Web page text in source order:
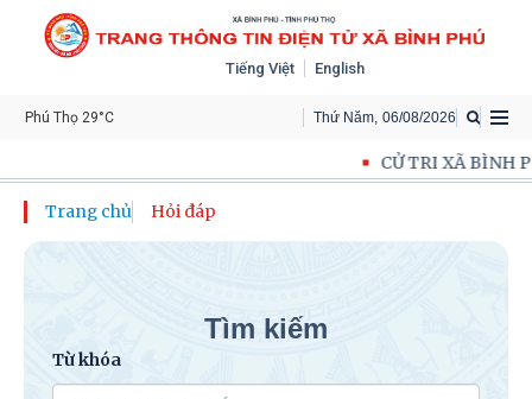
Tiếng Việt English
Thứ Năm, 06/08/2026
Phú Thọ 29°C
CỬ TRI XÃ BÌNH
Trang chủ Hỏi đáp
Tìm kiếm
Từ khóa